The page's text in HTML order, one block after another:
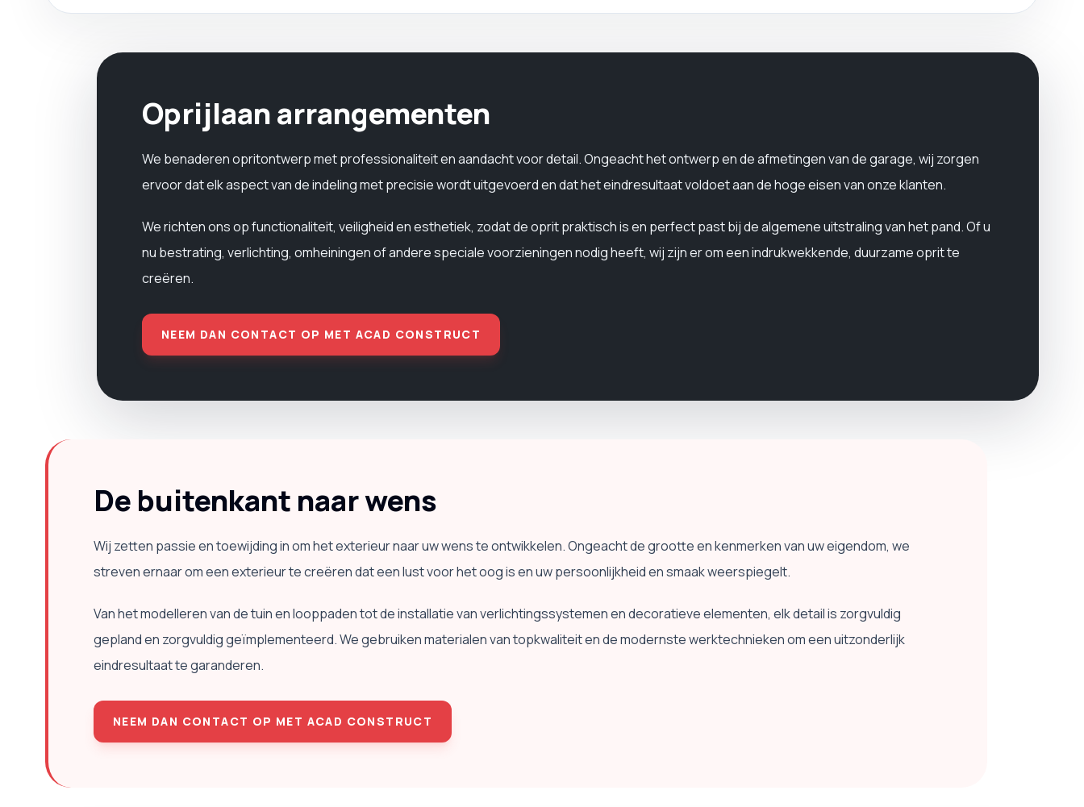
Oprijlaan arrangementen
We benaderen opritontwerp met professionaliteit en aandacht voor detail. Ongeacht het ontwerp en de afmetingen van de garage, wij zorgen
ervoor dat elk aspect van de indeling met precisie wordt uitgevoerd en dat het eindresultaat voldoet aan de hoge eisen van onze klanten.
We richten ons op functionaliteit, veiligheid en esthetiek, zodat de oprit praktisch is en perfect past bij de algemene uitstraling van het pand. Of u
nu bestrating, verlichting, omheiningen of andere speciale voorzieningen nodig heeft, wij zijn er om een ​​indrukwekkende, duurzame oprit te
creëren.
NEEM DAN CONTACT OP MET ACAD CONSTRUCT
De buitenkant naar wens
Wij zetten passie en toewijding in om het exterieur naar uw wens te ontwikkelen. Ongeacht de grootte en kenmerken van uw eigendom, we
streven ernaar om een ​​exterieur te creëren dat een lust voor het oog is en uw persoonlijkheid en smaak weerspiegelt.
Van het modelleren van de tuin en looppaden tot de installatie van verlichtingssystemen en decoratieve elementen, elk detail is zorgvuldig
gepland en zorgvuldig geïmplementeerd. We gebruiken materialen van topkwaliteit en de modernste werktechnieken om een ​​uitzonderlijk
eindresultaat te garanderen.
NEEM DAN CONTACT OP MET ACAD CONSTRUCT